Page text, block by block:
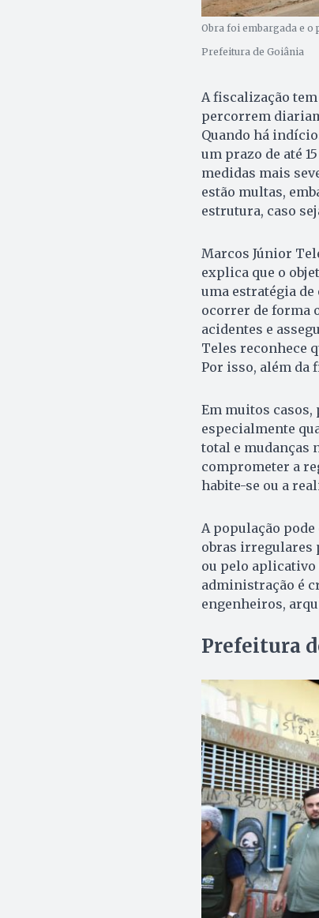
Obra foi embargada e o
Prefeitura de Goiânia
A fiscalização
percorrem
Quando há
um prazo de até
medidas mais
estão multas,
estrutura, caso
Marcos Júnior
explica que o
uma estratégia de
ocorrer de forma
acidentes e
Teles reconhece
Por isso, além da
Em muitos casos,
especialmente
total e mudanças
comprometer a
habite-se ou a
A população
obras irregulares
ou pelo aplicativo
administração é
engenheiros,
Prefeitura